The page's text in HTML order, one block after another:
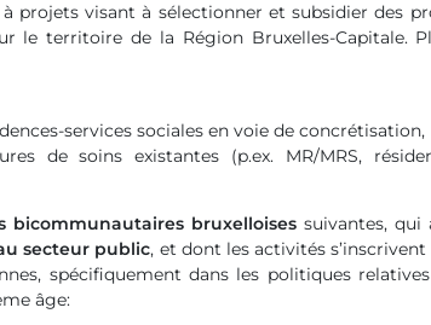
projets visant à sélectionner et subsidier des
le territoire de la Région Bruxelles-Capitale.
services sociales en voie de concrétisation,
de soins existantes (p.ex. MR/MRS,
bicommunautaires bruxelloises suivantes, qui
secteur public, et dont les activités
spécifiquement dans les politiques
âge: